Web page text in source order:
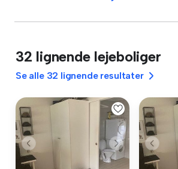
32 lignende lejeboliger
Se alle 32 lignende resultater